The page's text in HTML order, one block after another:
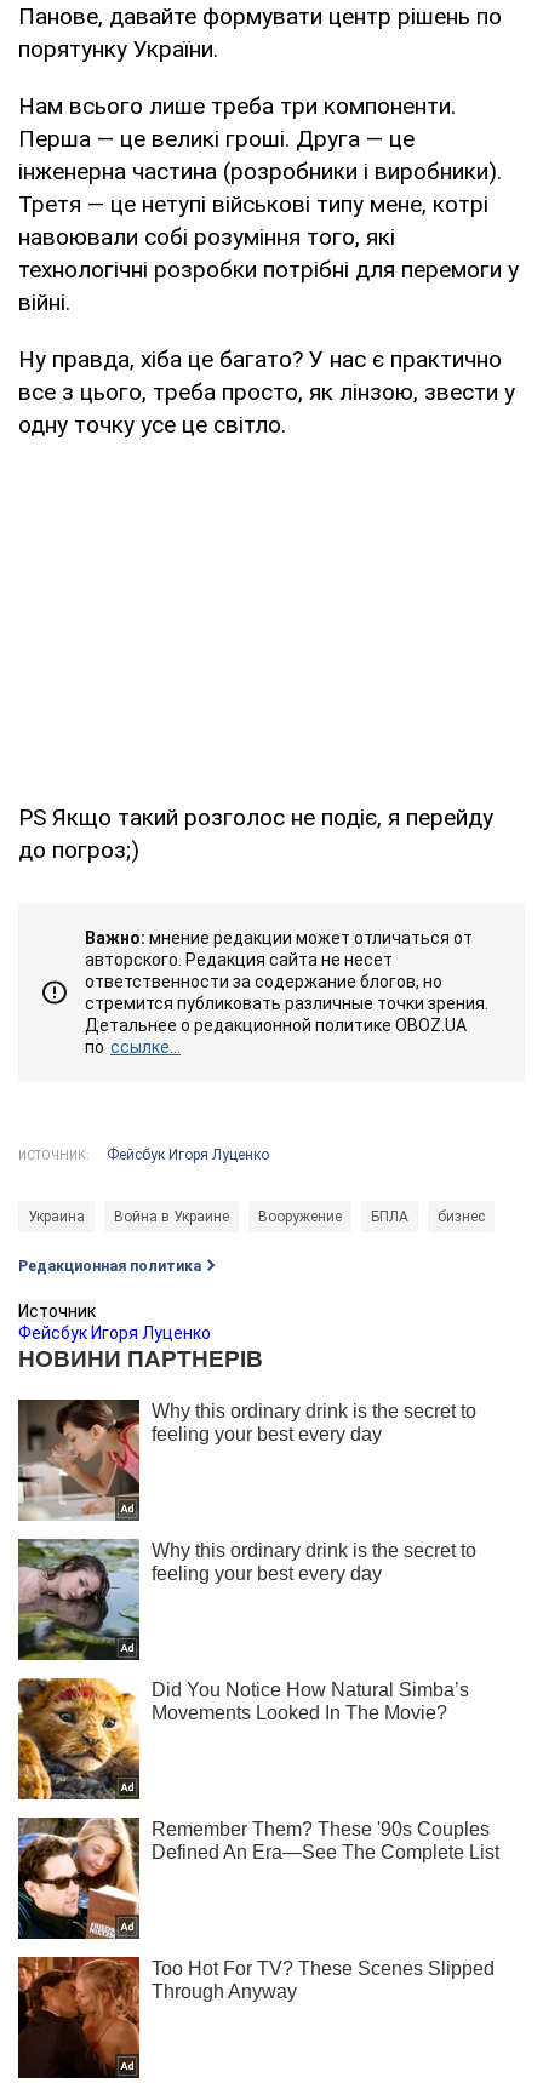
Панове, давайте формувати центр рішень по
порятунку України.
Нам всього лише треба три компоненти.
Перша — це великі гроші. Друга — це
інженерна частина (розробники і виробники).
Третя — це нетупі військові типу мене, котрі
навоювали собі розуміння того, які
технологічні розробки потрібні для перемоги у
війні.
Ну правда, хіба це багато? У нас є практично
все з цього, треба просто, як лінзою, звести у
одну точку усе це світло.
PS Якщо такий розголос не подіє, я перейду
до погроз;)
Важно: мнение редакции может отличаться от
авторского. Редакция сайта не несет
ответственности за содержание блогов, но
стремится публиковать различные точки зрения.
Детальнее о редакционной политике OBOZ.UA
по ссылке...
ИСТОЧНИК: Фейсбук Игоря Луценко
Украина Война в Украине Вооружение БПЛА бизнес
Редакционная политика
Источник
Фейсбук Игоря Луценко